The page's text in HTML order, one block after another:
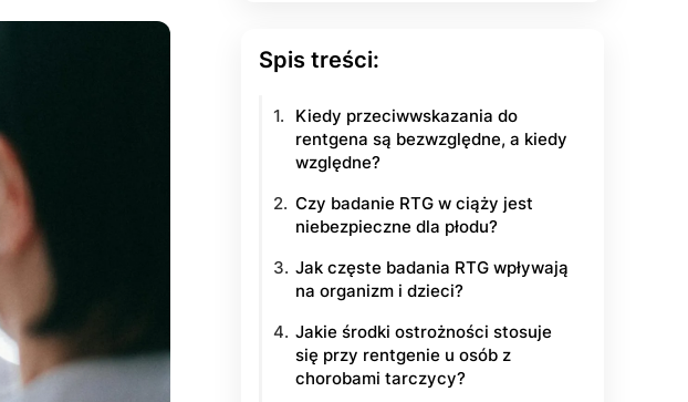
Ubezpieczenie na życie
Spis treści:
Kiedy przeciwwskazania do
rentgena są bezwzględne, a kiedy
względne?
Czy badanie RTG w ciąży jest
niebezpieczne dla płodu?
Jak częste badania RTG wpływają
na organizm i dzieci?
Jakie środki ostrożności stosuje
się przy rentgenie u osób z
chorobami tarczycy?